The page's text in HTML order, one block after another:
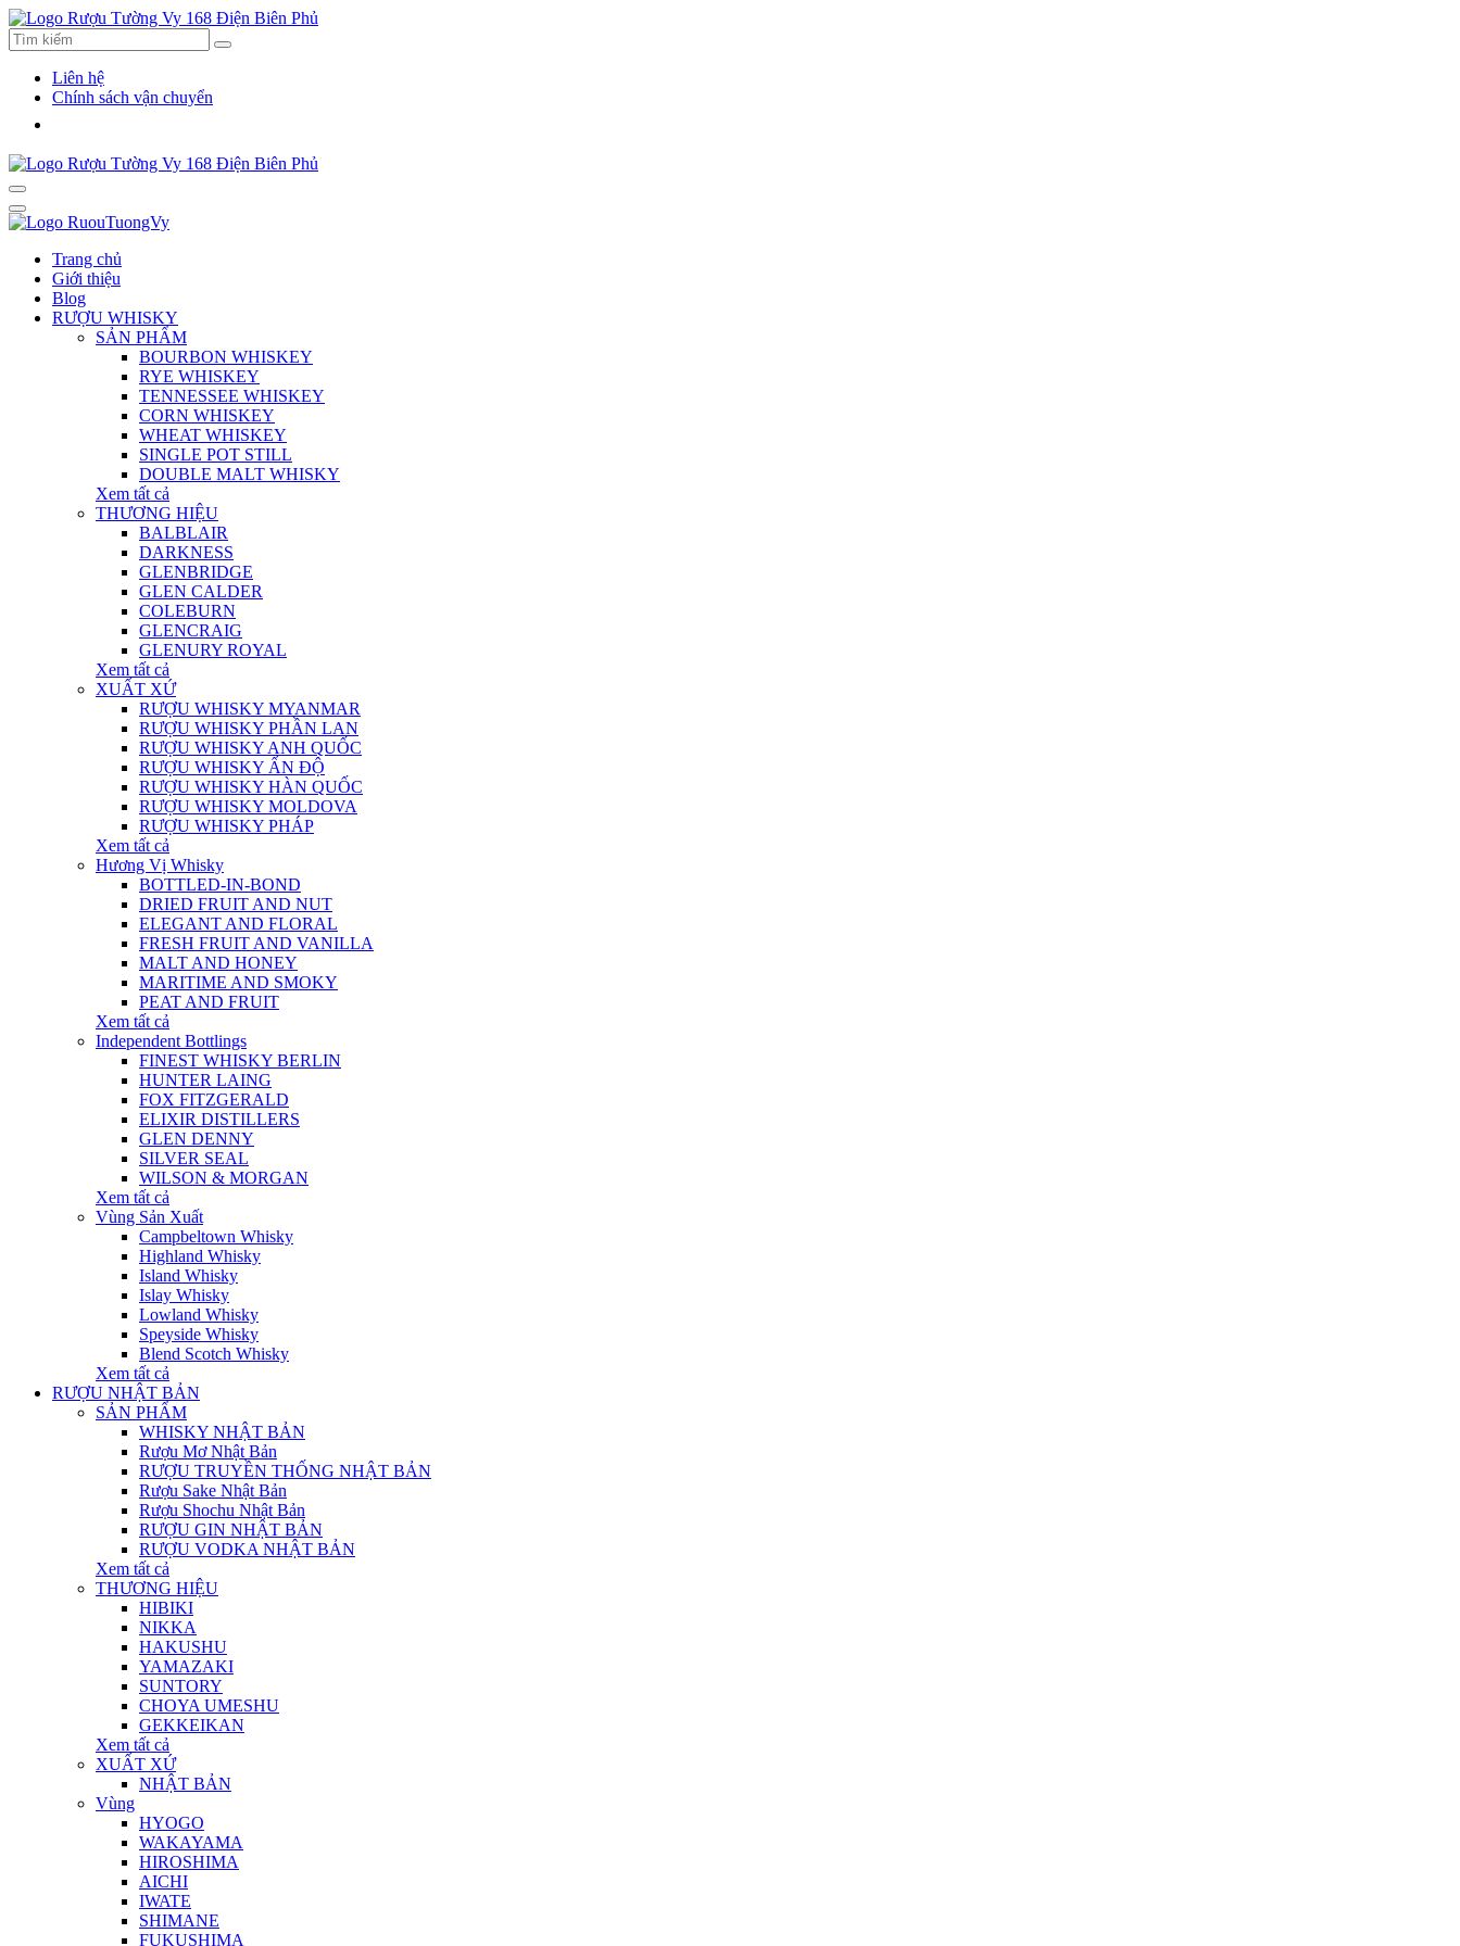
Liên hệ
Chính sách vận chuyển
Trang chủ
Giới thiệu
Blog
RƯỢU WHISKY
SẢN PHẨM
BOURBON WHISKEY
RYE WHISKEY
TENNESSEE WHISKEY
CORN WHISKEY
WHEAT WHISKEY
SINGLE POT STILL
DOUBLE MALT WHISKY
Xem tất cả
THƯƠNG HIỆU
BALBLAIR
DARKNESS
GLENBRIDGE
GLEN CALDER
COLEBURN
GLENCRAIG
GLENURY ROYAL
Xem tất cả
XUẤT XỨ
RƯỢU WHISKY MYANMAR
RƯỢU WHISKY PHẦN LAN
RƯỢU WHISKY ANH QUỐC
RƯỢU WHISKY ẤN ĐỘ
RƯỢU WHISKY HÀN QUỐC
RƯỢU WHISKY MOLDOVA
RƯỢU WHISKY PHÁP
Xem tất cả
Hương Vị Whisky
BOTTLED-IN-BOND
DRIED FRUIT AND NUT
ELEGANT AND FLORAL
FRESH FRUIT AND VANILLA
MALT AND HONEY
MARITIME AND SMOKY
PEAT AND FRUIT
Xem tất cả
Independent Bottlings
FINEST WHISKY BERLIN
HUNTER LAING
FOX FITZGERALD
ELIXIR DISTILLERS
GLEN DENNY
SILVER SEAL
WILSON & MORGAN
Xem tất cả
Vùng Sản Xuất
Campbeltown Whisky
Highland Whisky
Island Whisky
Islay Whisky
Lowland Whisky
Speyside Whisky
Blend Scotch Whisky
Xem tất cả
RƯỢU NHẬT BẢN
SẢN PHẨM
WHISKY NHẬT BẢN
Rượu Mơ Nhật Bản
RƯỢU TRUYỀN THỐNG NHẬT BẢN
Rượu Sake Nhật Bản
Rượu Shochu Nhật Bản
RƯỢU GIN NHẬT BẢN
RƯỢU VODKA NHẬT BẢN
Xem tất cả
THƯƠNG HIỆU
HIBIKI
NIKKA
HAKUSHU
YAMAZAKI
SUNTORY
CHOYA UMESHU
GEKKEIKAN
Xem tất cả
XUẤT XỨ
NHẬT BẢN
Vùng
HYOGO
WAKAYAMA
HIROSHIMA
AICHI
IWATE
SHIMANE
FUKUSHIMA